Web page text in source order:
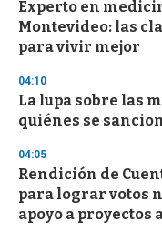
Experto en
Montevideo: las
para vivir mejor
04:10
La lupa sobre las
quiénes se
04:05
Rendición de
para lograr votos
apoyo a proyectos